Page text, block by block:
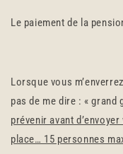
Le paiement de la
Lorsque vous
pas de me dire : « grand
prévenir avant
place… 15 personnes